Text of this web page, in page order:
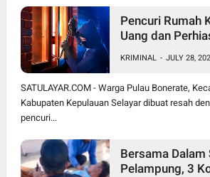
Pencuri Rumah
Uang dan
KRIMINAL - JULY 28,
SATULAYAR.COM - Warga Pulau Bonerate,
Kabupaten Kepulauan Selayar dibuat resah
pencuri...
Bersama Dalam
Pelampung, 3